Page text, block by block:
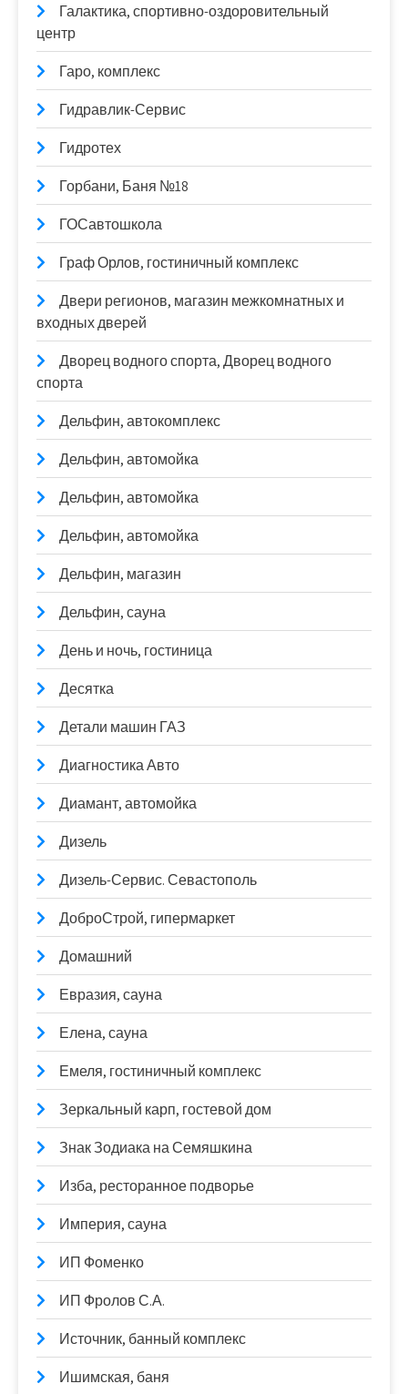
Галактика, спортивно-оздоровительный
центр
Гаро, комплекс
Гидравлик-Сервис
Гидротех
Горбани, Баня №18
ГОСавтошкола
Граф Орлов, гостиничный комплекс
Двери регионов, магазин межкомнатных и
входных дверей
Дворец водного спорта, Дворец водного
спорта
Дельфин, автокомплекс
Дельфин, автомойка
Дельфин, автомойка
Дельфин, автомойка
Дельфин, магазин
Дельфин, сауна
День и ночь, гостиница
Десятка
Детали машин ГАЗ
Диагностика Авто
Диамант, автомойка
Дизель
Дизель-Сервис. Севастополь
ДоброСтрой, гипермаркет
Домашний
Евразия, сауна
Елена, сауна
Емеля, гостиничный комплекс
Зеркальный карп, гостевой дом
Знак Зодиака на Семяшкина
Изба, ресторанное подворье
Империя, сауна
ИП Фоменко
ИП Фролов С.А.
Источник, банный комплекс
Ишимская, баня